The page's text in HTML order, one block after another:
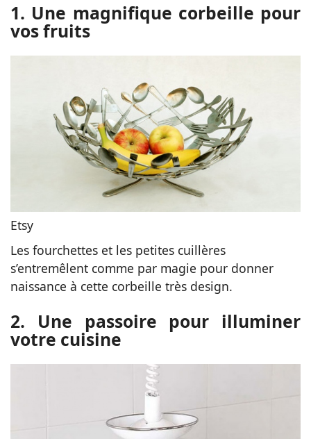
1. Une magnifique corbeille pour
vos fruits
Etsy
Les fourchettes et les petites cuillères
s’entremêlent comme par magie pour donner
naissance à cette corbeille très design.
2. Une passoire pour illuminer
votre cuisine